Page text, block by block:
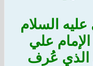
السلام
علي
الذي عُرف